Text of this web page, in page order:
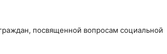
посвященной вопросам социальной